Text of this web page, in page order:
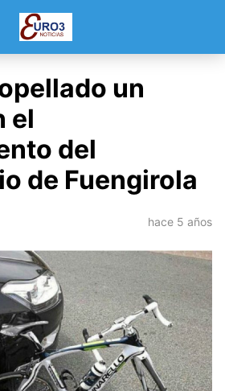
un
el
del
de Fuengirola
hace 5 años